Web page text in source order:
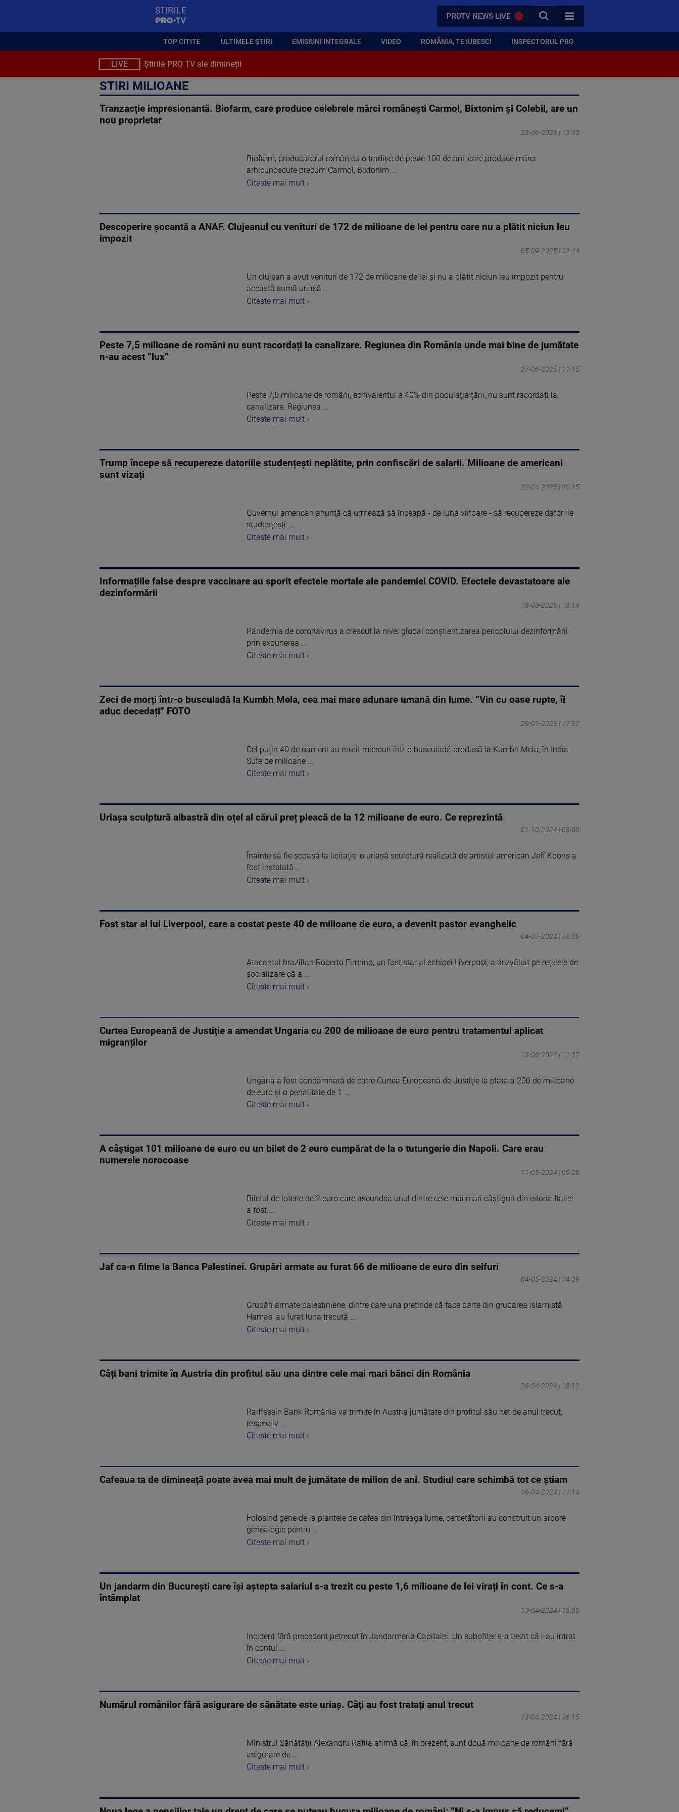
PROTV NEWS LIVE CAUTA
TOATE CATEGORIILE
TOP CITITE ULTIMELE ȘTIRI EMISIUNI INTEGRALE VIDEO ROMÂNIA, TE IUBESC! INSPECTORUL PRO
LIVE Știrile PRO TV ale dimineții
STIRI MILIOANE
Tranzacție impresionantă. Biofarm, care produce celebrele mărci românești Carmol, Bixtonim și Colebil, are un
nou proprietar
23-06-2026 | 13:33
Biofarm, producătorul român cu o tradiție de peste 100 de ani, care produce mărci
arhicunoscute precum Carmol, Bixtonim ...
Citeste mai mult ›
Descoperire șocantă a ANAF. Clujeanul cu venituri de 172 de milioane de lei pentru care nu a plătit niciun leu
impozit
05-09-2025 | 12:44
Un clujean a avut venituri de 172 de milioane de lei și nu a plătit niciun leu impozit pentru
această sumă uriașă. ...
Citeste mai mult ›
Peste 7,5 milioane de români nu sunt racordați la canalizare. Regiunea din România unde mai bine de jumătate
n-au acest ”lux”
27-06-2025 | 11:15
Peste 7,5 milioane de români, echivalentul a 40% din populația țării, nu sunt racordați la
canalizare. Regiunea ...
Citeste mai mult ›
Trump începe să recupereze datoriile studențești neplătite, prin confiscări de salarii. Milioane de americani
sunt vizați
22-04-2025 | 20:15
Guvernul american anunţă că urmează să înceapă - de luna viitoare - să recupereze datoriile
studenţeşti ...
Citeste mai mult ›
Informațiile false despre vaccinare au sporit efectele mortale ale pandemiei COVID. Efectele devastatoare ale
dezinformării
18-03-2025 | 13:19
Pandemia de coronavirus a crescut la nivel global conştientizarea pericolului dezinformării
prin expunerea ...
Citeste mai mult ›
Zeci de morți într-o busculadă la Kumbh Mela, cea mai mare adunare umană din lume. ”Vin cu oase rupte, îi
aduc decedați” FOTO
29-01-2025 | 17:57
Cel puțin 40 de oameni au murit miercuri într-o busculadă produsă la Kumbh Mela, în India.
Sute de milioane ...
Citeste mai mult ›
Uriașa sculptură albastră din oțel al cărui preț pleacă de la 12 milioane de euro. Ce reprezintă
01-10-2024 | 08:00
Înainte să fie scoasă la licitație, o uriașă sculptură realizată de artistul american Jeff Koons a
fost instalată ...
Citeste mai mult ›
Fost star al lui Liverpool, care a costat peste 40 de milioane de euro, a devenit pastor evanghelic
04-07-2024 | 15:35
Atacantul brazilian Roberto Firmino, un fost star al echipei Liverpool, a dezvăluit pe reţelele de
socializare că a ...
Citeste mai mult ›
Curtea Europeană de Justiție a amendat Ungaria cu 200 de milioane de euro pentru tratamentul aplicat
migranților
13-06-2024 | 11:37
Ungaria a fost condamnată de către Curtea Europeană de Justiție la plata a 200 de milioane
de euro și o penalitate de 1 ...
Citeste mai mult ›
A câștigat 101 milioane de euro cu un bilet de 2 euro cumpărat de la o tutungerie din Napoli. Care erau
numerele norocoase
11-05-2024 | 09:28
Biletul de loterie de 2 euro care ascundea unul dintre cele mai mari câștiguri din istoria Italiei
a fost ...
Citeste mai mult ›
Jaf ca-n filme la Banca Palestinei. Grupări armate au furat 66 de milioane de euro din seifuri
04-05-2024 | 14:39
Grupări armate palestiniene, dintre care una pretinde că face parte din gruparea islamistă
Hamas, au furat luna trecută ...
Citeste mai mult ›
Câți bani trimite în Austria din profitul său una dintre cele mai mari bănci din România
26-04-2024 | 18:12
Raiffesein Bank România va trimite în Austria jumătate din profitul său net de anul trecut,
respectiv ...
Citeste mai mult ›
Cafeaua ta de dimineață poate avea mai mult de jumătate de milion de ani. Studiul care schimbă tot ce știam
16-04-2024 | 11:14
Folosind gene de la plantele de cafea din întreaga lume, cercetătorii au construit un arbore
genealogic pentru ...
Citeste mai mult ›
Un jandarm din București care își aștepta salariul s-a trezit cu peste 1,6 milioane de lei virați în cont. Ce s-a
întâmplat
13-04-2024 | 19:09
Incident fără precedent petrecut în Jandarmeria Capitalei. Un subofițer s-a trezit că i-au intrat
în contul ...
Citeste mai mult ›
Numărul românilor fără asigurare de sănătate este uriaș. Câți au fost tratați anul trecut
13-04-2024 | 16:15
Ministrul Sănătăţii Alexandru Rafila afirmă că, în prezent, sunt două milioane de români fără
asigurare de ...
Citeste mai mult ›